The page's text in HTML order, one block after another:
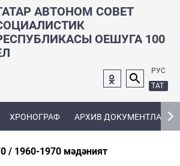
АВТОНОМ СОВЕТ
ОЕШУГА 100
РУС
ТАТ
ХРОНОГРАФ АРХИВ ДОКУМЕНТЛАРЫ
1960-1970 мәдәният